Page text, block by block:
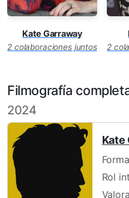
Kate Garraway
2 colaboraciones juntos 2
Filmografía
2024
Kate
Rol